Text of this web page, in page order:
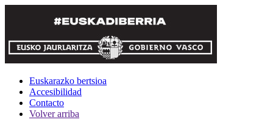
Euskarazko bertsioa
Accesibilidad
Contacto
Volver arriba